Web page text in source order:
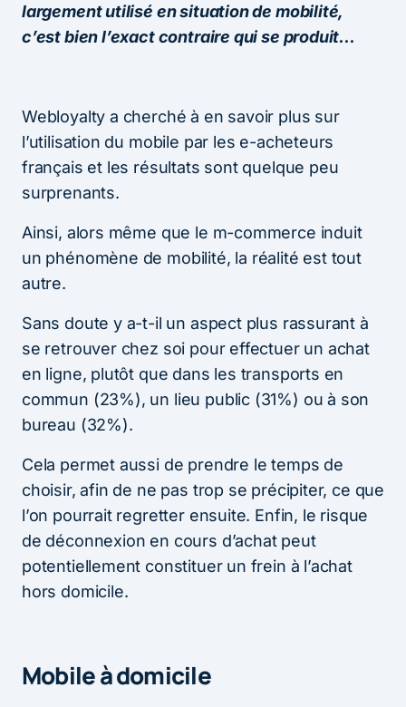
largement utilisé en situation de mobilité,
c’est bien l’exact contraire qui se produit…
Webloyalty a cherché à en savoir plus sur
l’utilisation du mobile par les e-acheteurs
français et les résultats sont quelque peu
surprenants.
Ainsi, alors même que le m-commerce induit
un phénomène de mobilité, la réalité est tout
autre.
Sans doute y a-t-il un aspect plus rassurant à
se retrouver chez soi pour effectuer un achat
en ligne, plutôt que dans les transports en
commun (23%), un lieu public (31%) ou à son
bureau (32%).
Cela permet aussi de prendre le temps de
choisir, afin de ne pas trop se précipiter, ce que
l’on pourrait regretter ensuite. Enfin, le risque
de déconnexion en cours d’achat peut
potentiellement constituer un frein à l’achat
hors domicile.
Mobile à domicile